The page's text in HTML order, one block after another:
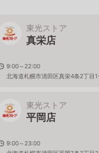
東光ストア
真栄店
9:00～22:00
北海道札幌市清田区真栄4条2丁目
東光ストア
平岡店
9:00～23:00